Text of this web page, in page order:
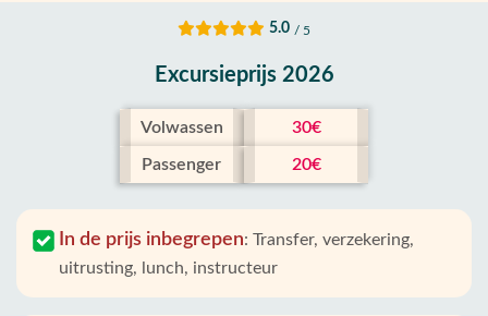
5.0 / 5
Excursieprijs 2026
Volwassen 30€
Passenger 20€
In de prijs inbegrepen: Transfer, verzekering,
uitrusting, lunch, instructeur